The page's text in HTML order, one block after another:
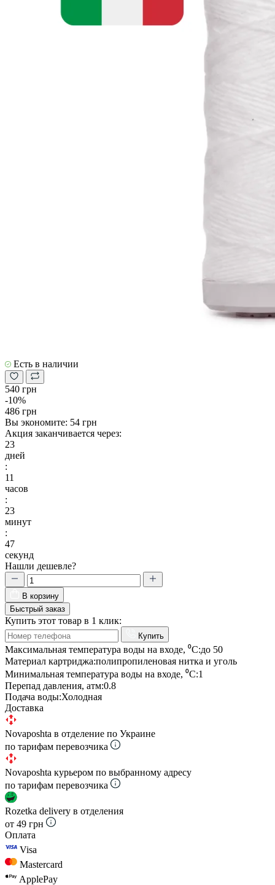
Есть в наличии
540 грн
-10%
486 грн
Вы экономите: 54 грн
Акция заканчивается через:
23
дней
:
11
часов
:
23
минут
:
46
секунд
Нашли дешевле?
В корзину
Быстрый заказ
Купить этот товар в 1 клик:
Купить
Максимальная температура воды на входе, ⁰С:до 50
Материал картриджа:полипропиленовая нитка и уголь
Минимальная температура воды на входе, ⁰С:1
Перепад давления, атм:0.8
Подача воды:Холодная
Доставка
Novaposhta в отделение по Украине
по тарифам перевозчика
Novaposhta курьером по выбранному адресу
по тарифам перевозчика
Rozetka delivery в отделения
от 49 грн
Оплата
Visa
Mastercard
ApplePay